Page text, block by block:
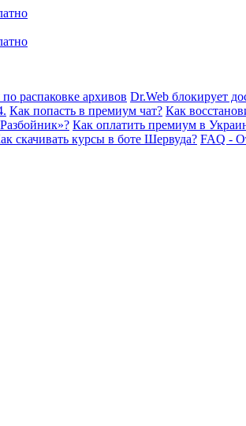
распаковке архивов Dr.Web блокирует
Как попасть в премиум чат? Как
Как оплатить премиум в
скачивать курсы в боте Шервуда? FAQ -